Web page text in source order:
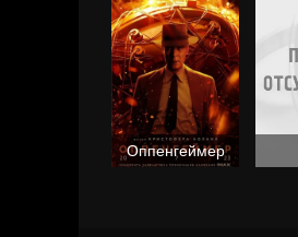
Оппенгеймер